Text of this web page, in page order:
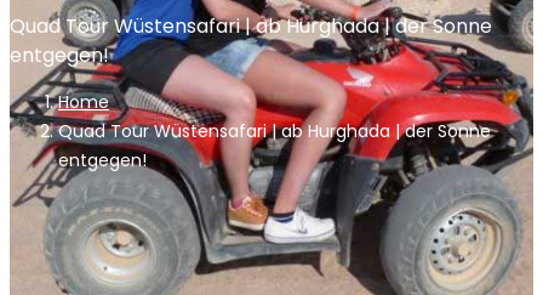
Quad Tour Wüstensafari | ab Hurghada | der Sonne
entgegen!
Home
Quad Tour Wüstensafari | ab Hurghada | der Sonne
entgegen!